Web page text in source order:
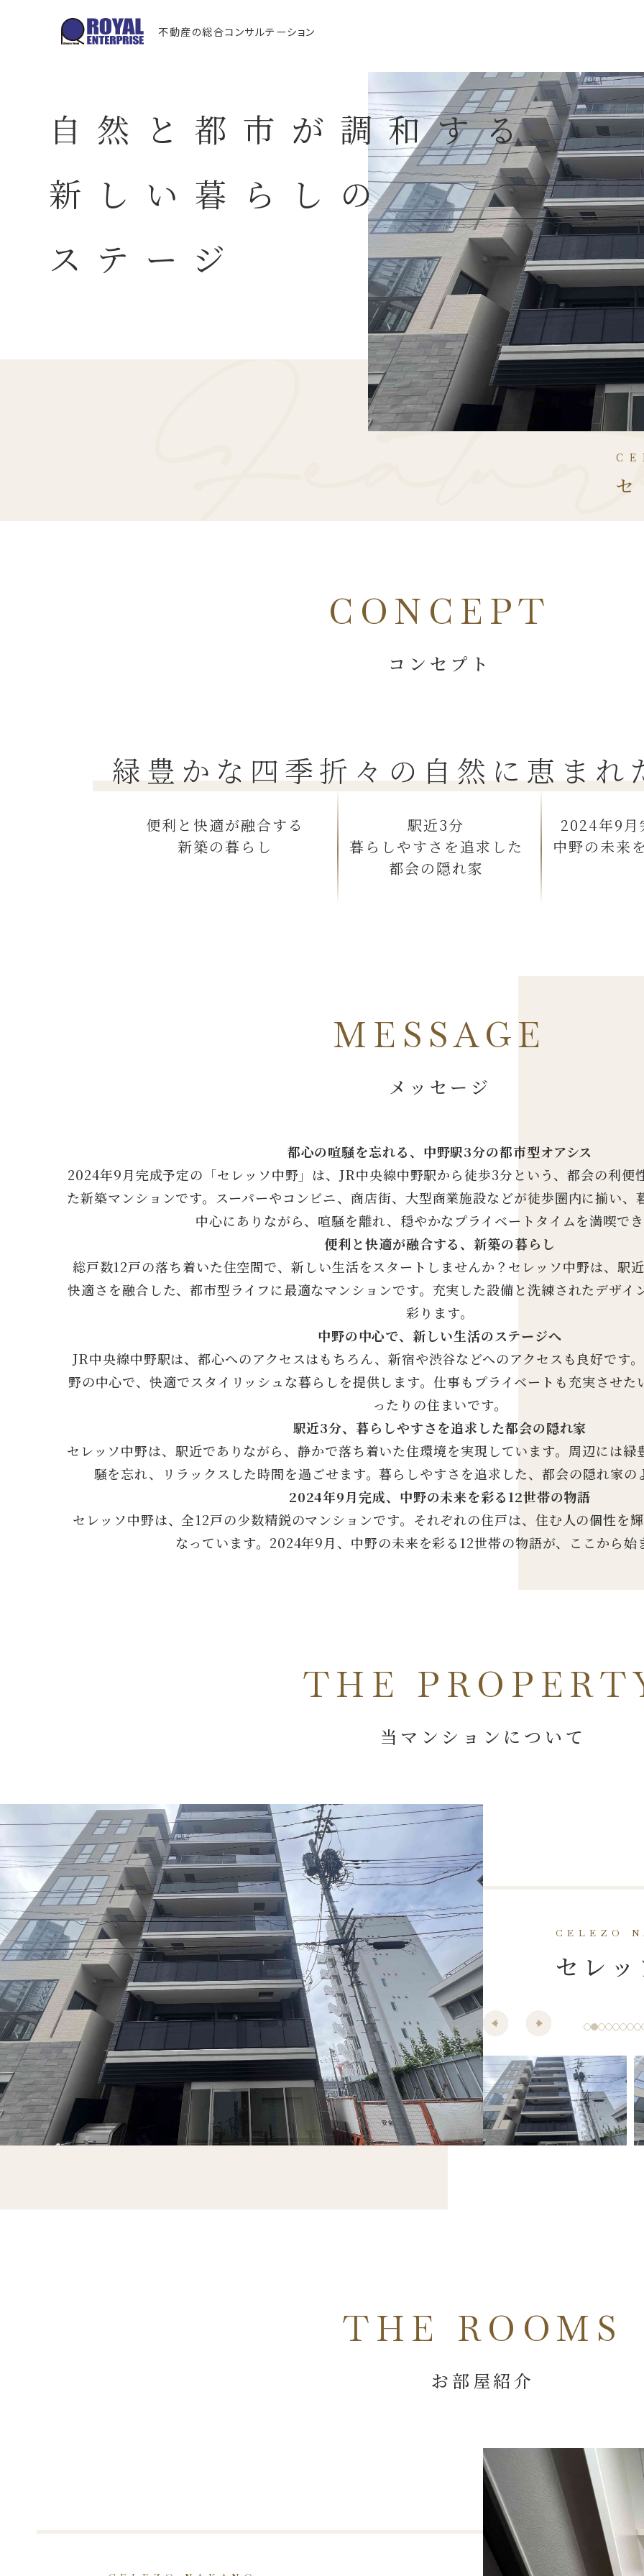
不動産の総合コンサルテーション
自然と都市が調和する
新しい暮らしの
ステージ
CONCEPT
コンセプト
緑豊かな四季折々の自然に恵まれ
便利と快適が融合する
新築の暮らし
駅近3分
暮らしやすさを追求した
都会の隠れ家
2024年9月
中野の未来
MESSAGE
メッセージ
都心の喧騒を忘れる、中野駅3分の都市型オアシス
2024年9月完成予定の「セレッソ中野」は、JR中央線中野駅から徒歩3分という、都会の利便
た新築マンションです。スーパーやコンビニ、商店街、大型商業施設などが徒歩圏内に揃い
中心にありながら、喧騒を離れ、穏やかなプライベートタイムを満喫で
便利と快適が融合する、新築の暮らし
総戸数12戸の落ち着いた住空間で、新しい生活をスタートしませんか？セレッソ中野は、駅
快適さを融合した、都市型ライフに最適なマンションです。充実した設備と洗練されたデザイ
彩ります。
中野の中心で、新しい生活のステージへ
JR中央線中野駅は、都心へのアクセスはもちろん、新宿や渋谷などへのアクセスも良好です
野の中心で、快適でスタイリッシュな暮らしを提供します。仕事もプライベートも充実させた
ったりの住まいです。
駅近3分、暮らしやすさを追求した都会の隠れ家
セレッソ中野は、駅近でありながら、静かで落ち着いた住環境を実現しています。周辺には
騒を忘れ、リラックスした時間を過ごせます。暮らしやすさを追求した、都会の隠れ家の
2024年9月完成、中野の未来を彩る12世帯の物語
セレッソ中野は、全12戸の少数精鋭のマンションです。それぞれの住戸は、住む人の個性を
なっています。2024年9月、中野の未来を彩る12世帯の物語が、ここから始
THE
当マンションについて
CELEZO
セレ
THE ROOMS
お部屋紹介